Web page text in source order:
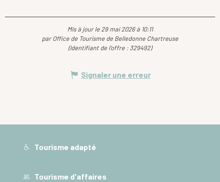
Mis à jour le 29 mai 2026 à 10:11
par Office de Tourisme de Belledonne Chartreuse
(Identifiant de l'offre : 329492)
Signaler une erreur
Tourisme adapté
Tourisme d'affaires